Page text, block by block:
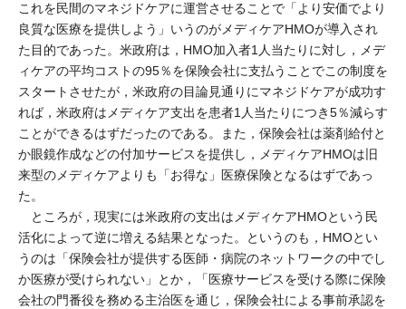
これを民間のマネジドケアに運営させることで「より安価でより
良質な医療を提供しよう」いうのがメディケアHMOが導入され
た目的であった。米政府は，HMO加入者1人当たりに対し，メデ
ィケアの平均コストの95％を保険会社に支払うことでこの制度を
スタートさせたが，米政府の目論見通りにマネジドケアが成功す
れば，米政府はメディケア支出を患者1人当たりにつき5％減らす
ことができるはずだったのである。また，保険会社は薬剤給付と
か眼鏡作成などの付加サービスを提供し，メディケアHMOは旧
来型のメディケアよりも「お得な」医療保険となるはずであっ
た。
ところが，現実には米政府の支出はメディケアHMOという民
活化によって逆に増える結果となった。というのも，HMOとい
うのは「保険会社が提供する医師・病院のネットワークの中でし
か医療が受けられない」とか，「医療サービスを受ける際に保険
会社の門番役を務める主治医を通じ，保険会社による事前承認を